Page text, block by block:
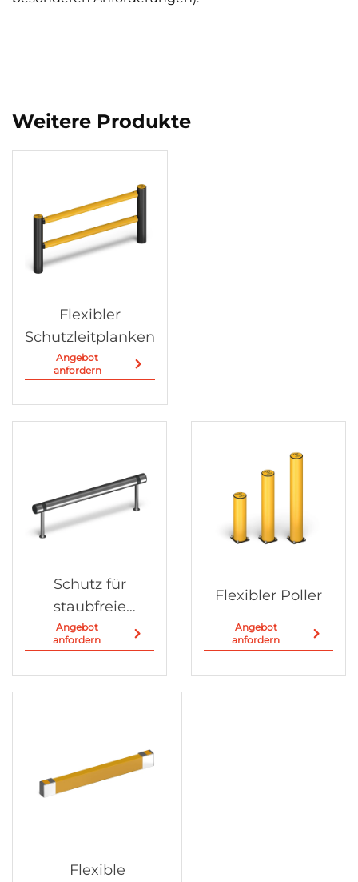
Weitere Produkte
Flexibler
Schutzleitplanken
Angebot
anfordern
Schutz für
staubfreie
Werkstätten
Angebot
anfordern
Flexibler Poller
Angebot
anfordern
Flexible